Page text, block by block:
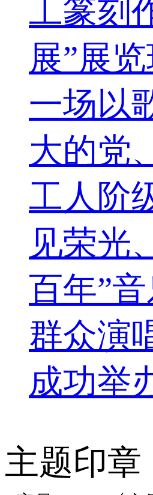
工篆刻
展”展览
一场以
大的党
工人阶
见荣光
百年”
群众演
成功举
主题印章